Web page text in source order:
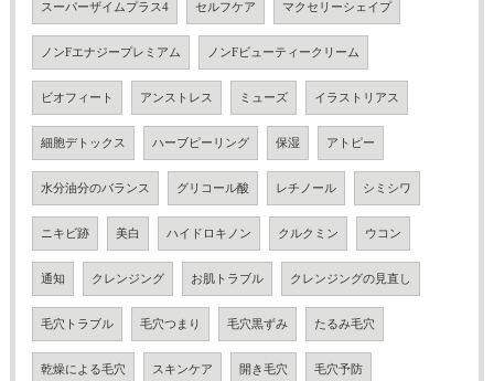
スーパーザイムプラス4 セルフケア マクセリーシェイプ
ノンFエナジープレミアム ノンFビューティークリーム
ビオフィート アンストレス ミューズ イラストリアス
細胞デトックス ハーブピーリング 保湿 アトピー
水分油分のバランス グリコール酸 レチノール シミシワ
ニキビ跡 美白 ハイドロキノン クルクミン ウコン
通知 クレンジング お肌トラブル クレンジングの見直し
毛穴トラブル 毛穴つまり 毛穴黒ずみ たるみ毛穴
乾燥による毛穴 スキンケア 開き毛穴 毛穴予防